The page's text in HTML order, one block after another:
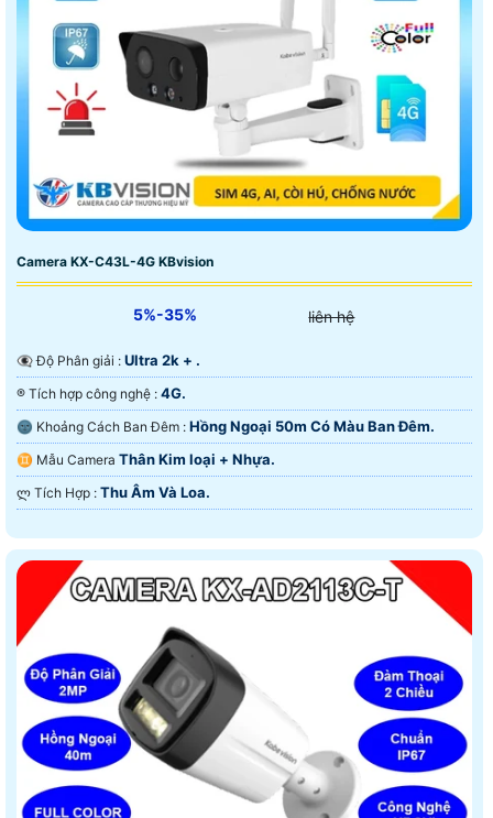
Camera KX-C43L-4G KBvision
5%-35% liên hệ
👁️‍🗨 Độ Phân giải : Ultra 2k + .
®️ Tích hợp công nghệ : 4G.
🌚 Khoảng Cách Ban Đêm : Hồng Ngoại 50m Có Màu Ban Ðêm.
♊ Mẫu Camera Thân Kim loại + Nhựa.
️ლ Tích Hợp : Thu Âm Và Loa.